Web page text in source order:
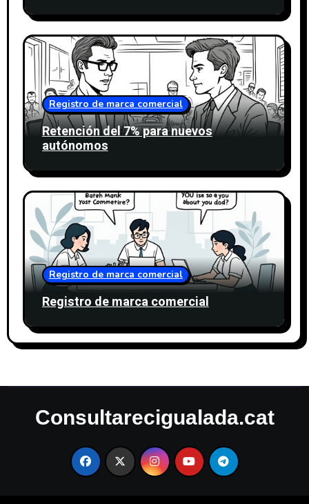
Registro de marca comercial
Retención del 7% para nuevos
autónomos
Registro de marca comercial
Registro de marca comercial
Consultarecigualada.cat